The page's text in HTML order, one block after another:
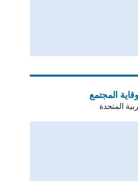
المجتمع
المتحدة